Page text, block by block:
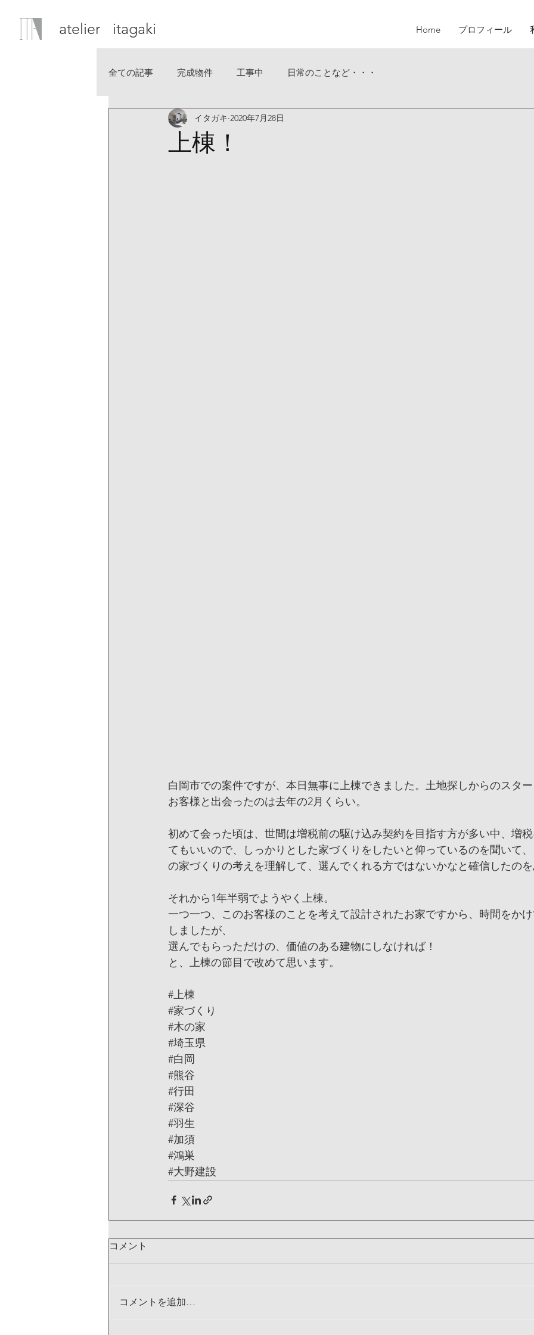
atelier itagaki Home プロフィール
全ての記事 完成物件 工事中 日常のことなど・・・
上棟！
イタガキ 2020年7月28日
白岡市での案件ですが、本日無事に上棟できました。土地探しからのスター
お客様と出会ったのは去年の2月くらい。
初めて会った頃は、世間は増税前の駆け込み契約を目指す方が多い中、増税
てもいいので、しっかりとした家づくりをしたいと仰っているのを聞いて
の家づくりの考えを理解して、選んでくれる方ではないかなと確信したのを
それから1年半弱でようやく上棟。
一つ一つ、このお客様のことを考えて設計されたお家ですから、時間をか
しましたが、
選んでもらっただけの、価値のある建物にしなければ！
と、上棟の節目で改めて思います。
#上棟
#家づくり
#木の家
#埼玉県
#白岡
#熊谷
#行田
#深谷
#羽生
#加須
#鴻巣
#大野建設
コメント
コメントを追加…